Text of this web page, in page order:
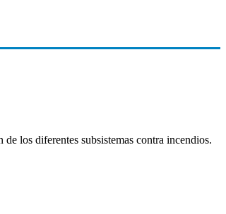
los diferentes subsistemas contra incendios.